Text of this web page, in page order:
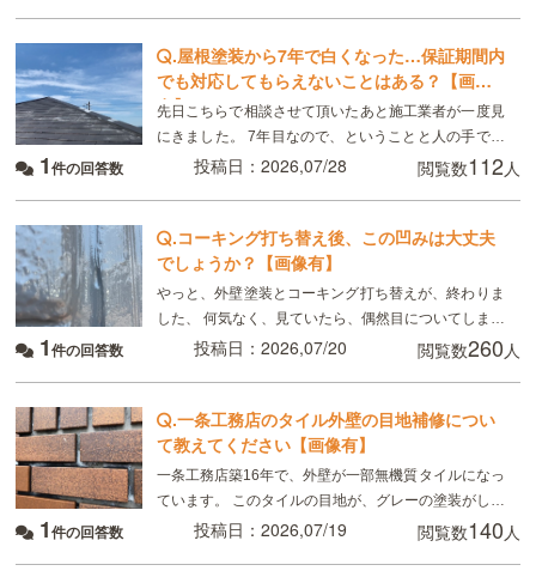
.屋根塗装から7年で白くなった…保証期間内
でも対応してもらえないことはある？【画像
有】
先日こちらで相談させて頂いたあと施工業者が一度見
にきました。 7年目なので、ということと人の手で塗
るのでどうしてもムラはできる、板金部分はやはり経
1件の回答数 投稿日：2026,07/28 閲覧数112人
.コーキング打ち替え後、この凹みは大丈夫
でしょうか？【画像有】
やっと、外壁塗装とコーキング打ち替えが、終わりま
した、 何気なく、見ていたら、偶然目についてしまっ
たのですが、 画像のように コーキングの端にマイナ
1件の回答数 投稿日：2026,07/20 閲覧数260人
.一条工務店のタイル外壁の目地補修につい
て教えてください【画像有】
一条工務店築16年で、外壁が一部無機質タイルになっ
ています。 このタイルの目地が、グレーの塗装がして
あるのですが、かなり禿げてしまっていてるので補修
1件の回答数 投稿日：2026,07/19 閲覧数140人